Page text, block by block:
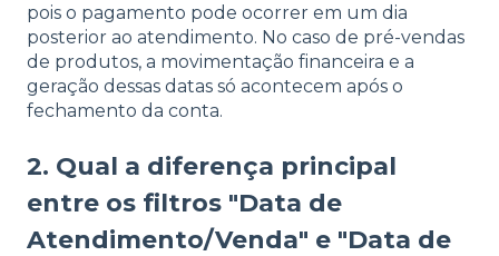
pois o pagamento pode ocorrer em um dia
posterior ao atendimento. No caso de pré-vendas
de produtos, a movimentação financeira e a
geração dessas datas só acontecem após o
fechamento da conta.
2. Qual a diferença principal
entre os filtros "Data de
Atendimento/Venda" e "Data de